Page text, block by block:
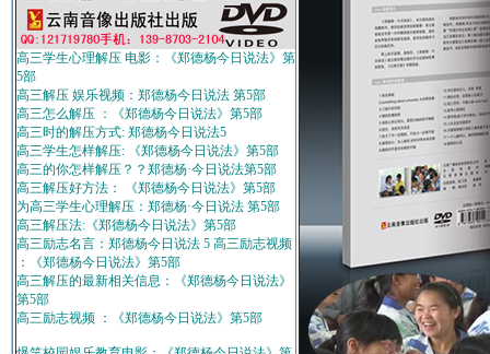
高三学生心理解压 电影：《郑德杨今日说法》第
5部
高三解压 娱乐视频：郑德杨今日说法 第5部
高三怎么解压 ：《郑德杨今日说法》第5部
高三时的解压方式: 郑德杨今日说法5
高三学生怎样解压: 《郑德杨今日说法》第5部
高三的你怎样解压？？郑德杨·今日说法第5部
高三解压好方法： 《郑德杨今日说法》第5部
为高三学生心理解压：郑德杨·今日说法 第5部
高三解压法:《郑德杨今日说法》第5部
高三励志名言：郑德杨今日说法 5 高三励志视频
：《郑德杨今日说法》第5部
高三解压的最新相关信息：《郑德杨今日说法》
第5部
高三励志视频 ：《郑德杨今日说法》第5部